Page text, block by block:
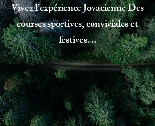
Vivez l’expérience Jovacienne Des
courses sportives, conviviales et
festives…